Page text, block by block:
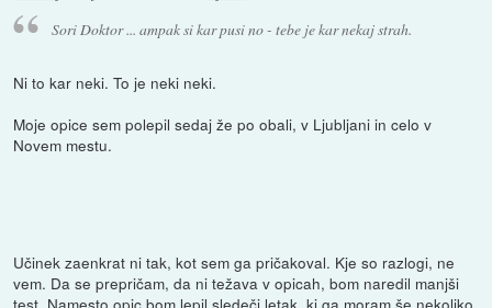
Sori Doktor ... ampak si kar pusi no - tebe je kar nekaj strah.
Ni to kar neki. To je neki neki.
Moje opice sem polepil sedaj že po obali, v Ljubljani in celo v
Novem mestu.
Učinek zaenkrat ni tak, kot sem ga pričakoval. Kje so razlogi, ne
vem. Da se prepričam, da ni težava v opicah, bom naredil manjši
test. Namesto opic bom lepil sledeči letak, ki ga moram še nekoliko